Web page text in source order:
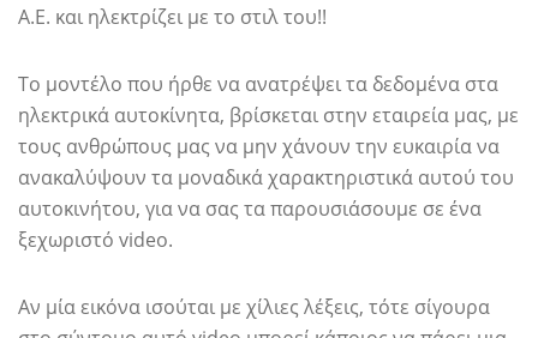
Α.Ε. και ηλεκτρίζει με το στιλ του!!
Το μοντέλο που ήρθε να ανατρέψει τα δεδομένα στα
ηλεκτρικά αυτοκίνητα, βρίσκεται στην εταιρεία μας, με
τους ανθρώπους μας να μην χάνουν την ευκαιρία να
ανακαλύψουν τα μοναδικά χαρακτηριστικά αυτού του
αυτοκινήτου, για να σας τα παρουσιάσουμε σε ένα
ξεχωριστό video.
Αν μία εικόνα ισούται με χίλιες λέξεις, τότε σίγουρα